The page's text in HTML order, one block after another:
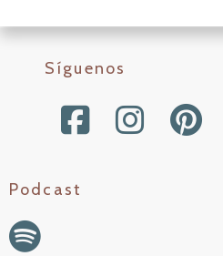
Síguenos
Podcast